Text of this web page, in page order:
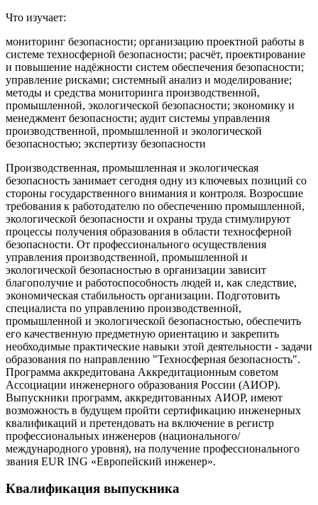
Что изучает:
мониторинг безопасности; организацию проектной работы в
системе техносферной безопасности; расчёт, проектирование
и повышение надёжности систем обеспечения безопасности;
управление рисками; системный анализ и моделирование;
методы и средства мониторинга производственной,
промышленной, экологической безопасности; экономику и
менеджмент безопасности; аудит системы управления
производственной, промышленной и экологической
безопасностью; экспертизу безопасности
Производственная, промышленная и экологическая
безопасность занимает сегодня одну из ключевых позиций со
стороны государственного внимания и контроля. Возросшие
требования к работодателю по обеспечению промышленной,
экологической безопасности и охраны труда стимулируют
процессы получения образования в области техносферной
безопасности. От профессионального осуществления
управления производственной, промышленной и
экологической безопасностью в организации зависит
благополучие и работоспособность людей и, как следствие,
экономическая стабильность организации. Подготовить
специалиста по управлению производственной,
промышленной и экологической безопасностью, обеспечить
его качественную предметную ориентацию и закрепить
необходимые практические навыки этой деятельности - задачи
образования по направлению "Техносферная безопасность".
Программа аккредитована Аккредитационным советом
Ассоциации инженерного образования России (АИОР).
Выпускники программ, аккредитованных АИОР, имеют
возможность в будущем пройти сертификацию инженерных
квалификаций и претендовать на включение в регистр
профессиональных инженеров (национального/
международного уровня), на получение профессионального
звания EUR ING «Европейский инженер».
Квалификация выпускника